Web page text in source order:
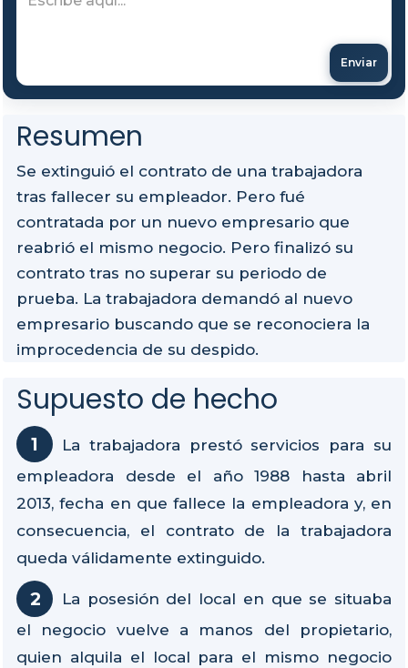
Enviar
Resumen
Se extinguió el contrato de una trabajadora
tras fallecer su empleador. Pero fué
contratada por un nuevo empresario que
reabrió el mismo negocio. Pero finalizó su
contrato tras no superar su periodo de
prueba. La trabajadora demandó al nuevo
empresario buscando que se reconociera la
improcedencia de su despido.
Supuesto de hecho
La trabajadora prestó servicios para su
empleadora desde el año 1988 hasta abril
2013, fecha en que fallece la empleadora y, en
consecuencia, el contrato de la trabajadora
queda válidamente extinguido.
La posesión del local en que se situaba
el negocio vuelve a manos del propietario,
quien alquila el local para el mismo negocio